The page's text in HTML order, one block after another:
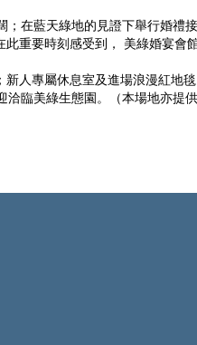
在藍天綠地的見證下舉行婚禮
重要時刻感受到， 美綠婚宴會
人專屬休息室及進場浪漫紅地
臨美綠生態園。
（本場地亦提